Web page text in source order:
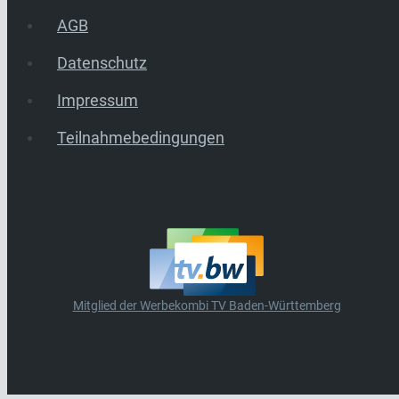
AGB
Datenschutz
Impressum
Teilnahmebedingungen
Mitglied der Werbekombi TV Baden-Württemberg